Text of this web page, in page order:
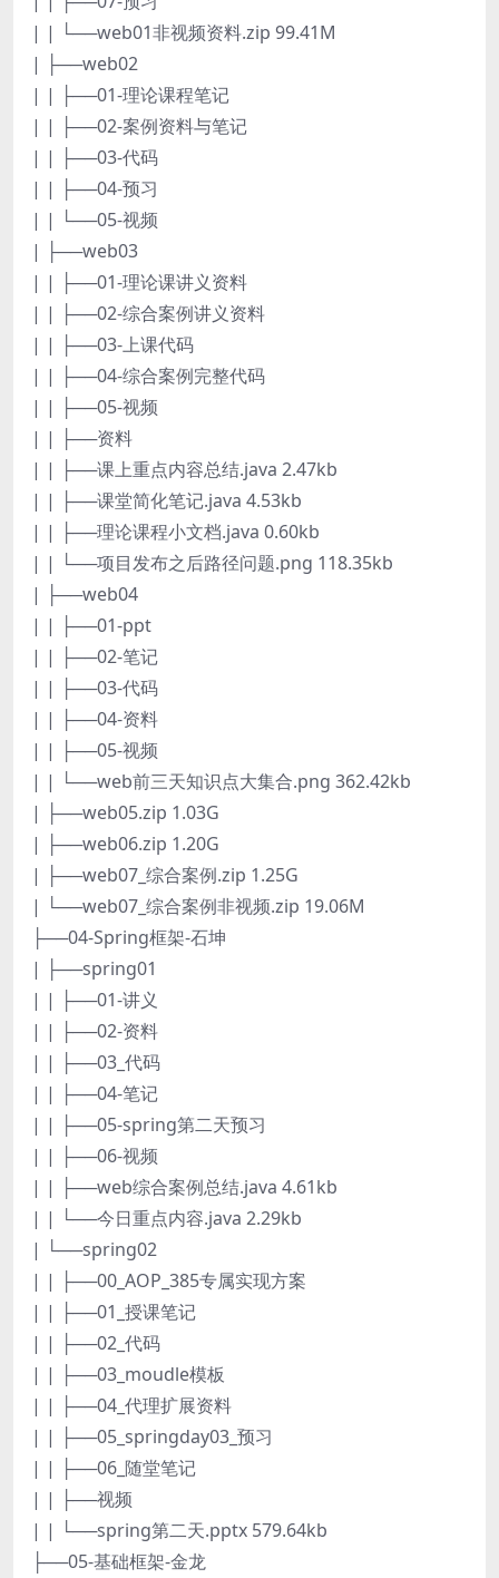
| | └──web01非视频资料.zip 99.41M
| ├──web02
| | ├──01-理论课程笔记
| | ├──02-案例资料与笔记
| | ├──03-代码
| | ├──04-预习
| | └──05-视频
| ├──web03
| | ├──01-理论课讲义资料
| | ├──02-综合案例讲义资料
| | ├──03-上课代码
| | ├──04-综合案例完整代码
| | ├──05-视频
| | ├──资料
| | ├──课上重点内容总结.java 2.47kb
| | ├──课堂简化笔记.java 4.53kb
| | ├──理论课程小文档.java 0.60kb
| | └──项目发布之后路径问题.png 118.35kb
| ├──web04
| | ├──01-ppt
| | ├──02-笔记
| | ├──03-代码
| | ├──04-资料
| | ├──05-视频
| | └──web前三天知识点大集合.png 362.42kb
| ├──web05.zip 1.03G
| ├──web06.zip 1.20G
| ├──web07_综合案例.zip 1.25G
| └──web07_综合案例非视频.zip 19.06M
├──04-Spring框架-石坤
| ├──spring01
| | ├──01-讲义
| | ├──02-资料
| | ├──03_代码
| | ├──04-笔记
| | ├──05-spring第二天预习
| | ├──06-视频
| | ├──web综合案例总结.java 4.61kb
| | └──今日重点内容.java 2.29kb
| └──spring02
| | ├──00_AOP_385专属实现方案
| | ├──01_授课笔记
| | ├──02_代码
| | ├──03_moudle模板
| | ├──04_代理扩展资料
| | ├──05_springday03_预习
| | ├──06_随堂笔记
| | ├──视频
| | └──spring第二天.pptx 579.64kb
├──05-基础框架-金龙